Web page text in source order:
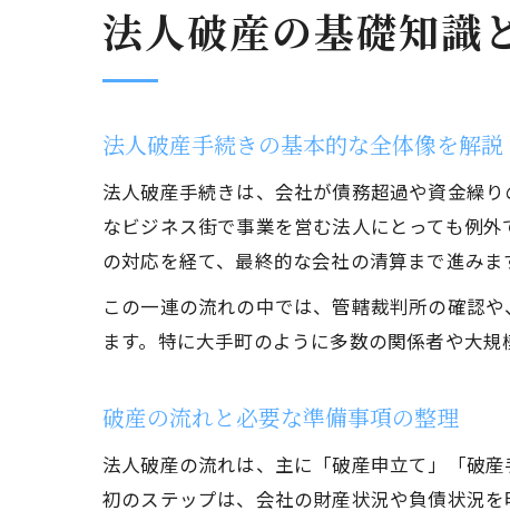
法人破産の基礎知識
法人破産手続きの基本的な全体像を解説
法人破産手続きは、会社が債務超過や資金繰
なビジネス街で事業を営む法人にとっても例
の対応を経て、最終的な会社の清算まで進みま
この一連の流れの中では、管轄裁判所の確認
ます。特に大手町のように多数の関係者や大
破産の流れと必要な準備事項の整理
法人破産の流れは、主に「破産申立て」「破
初のステップは、会社の財産状況や負債状況